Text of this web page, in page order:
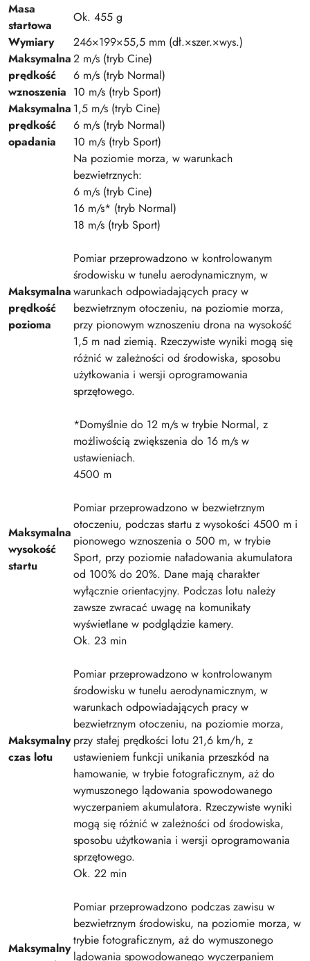
Masa
startowa
Ok. 455 g
Wymiary
246×199×55,5 mm (dł.×szer.×wys.)
Maksymalna
prędkość
wznoszenia
2 m/s (tryb Cine)
6 m/s (tryb Normal)
10 m/s (tryb Sport)
Maksymalna
prędkość
opadania
1,5 m/s (tryb Cine)
6 m/s (tryb Normal)
10 m/s (tryb Sport)
Maksymalna
prędkość
pozioma
Na poziomie morza, w warunkach
bezwietrznych:
6 m/s (tryb Cine)
16 m/s* (tryb Normal)
18 m/s (tryb Sport)
Pomiar przeprowadzono w kontrolowanym
środowisku w tunelu aerodynamicznym, w
warunkach odpowiadających pracy w
bezwietrznym otoczeniu, na poziomie morza,
przy pionowym wznoszeniu drona na wysokość
1,5 m nad ziemią. Rzeczywiste wyniki mogą się
różnić w zależności od środowiska, sposobu
użytkowania i wersji oprogramowania
sprzętowego.
*Domyślnie do 12 m/s w trybie Normal, z
możliwością zwiększenia do 16 m/s w
ustawieniach.
Maksymalna
wysokość
startu
4500 m
Pomiar przeprowadzono w bezwietrznym
otoczeniu, podczas startu z wysokości 4500 m i
pionowego wznoszenia o 500 m, w trybie
Sport, przy poziomie naładowania akumulatora
od 100% do 20%. Dane mają charakter
wyłącznie orientacyjny. Podczas lotu należy
zawsze zwracać uwagę na komunikaty
wyświetlane w podglądzie kamery.
Maksymalny
czas lotu
Ok. 23 min
Pomiar przeprowadzono w kontrolowanym
środowisku w tunelu aerodynamicznym, w
warunkach odpowiadających pracy w
bezwietrznym otoczeniu, na poziomie morza,
przy stałej prędkości lotu 21,6 km/h, z
ustawieniem funkcji unikania przeszkód na
hamowanie, w trybie fotograficznym, aż do
wymuszonego lądowania spowodowanego
wyczerpaniem akumulatora. Rzeczywiste wyniki
mogą się różnić w zależności od środowiska,
sposobu użytkowania i wersji oprogramowania
sprzętowego.
Maksymalny
Ok. 22 min
Pomiar przeprowadzono podczas zawisu w
bezwietrznym środowisku, na poziomie morza, w
trybie fotograficznym, aż do wymuszonego
lądowania spowodowanego wyczerpaniem